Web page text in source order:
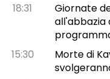
18:31
Giornate
all'abbazia
15:30
Morte di